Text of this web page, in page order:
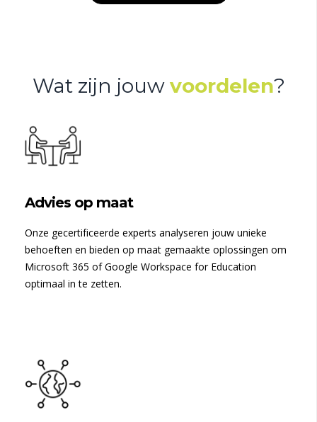
Wat zijn jouw voordelen?
Advies op maat
Onze gecertificeerde experts analyseren jouw unieke
behoeften en bieden op maat gemaakte oplossingen om
Microsoft 365 of Google Workspace for Education
optimaal in te zetten.